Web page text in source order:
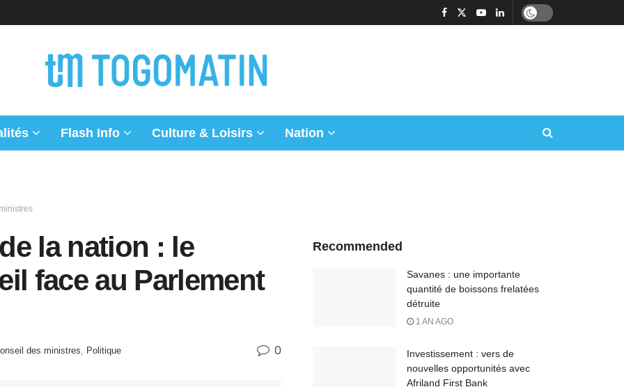
Flash Info Culture & Loisirs Nation
la nation : le
face au Parlement
des ministres Politique 0
Recommended
Savanes : une importante
quantité de boissons frelatées
détruite
1 AN AGO
Investissement : vers de
nouvelles opportunités avec
Afriland First Bank